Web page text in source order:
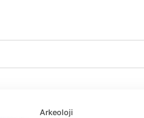
Arkeoloji